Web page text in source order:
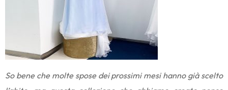
So bene che molte spose dei prossimi mesi hanno già scelto